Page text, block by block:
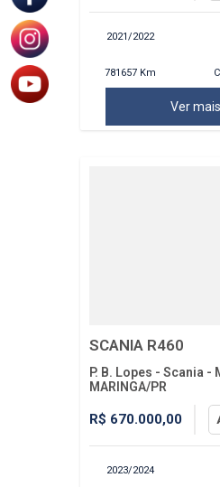
2021/2022
781657 Km
Ver mais
SCANIA R460
P. B. Lopes - Scania -
MARINGA/PR
R$ 670.000,00
2023/2024